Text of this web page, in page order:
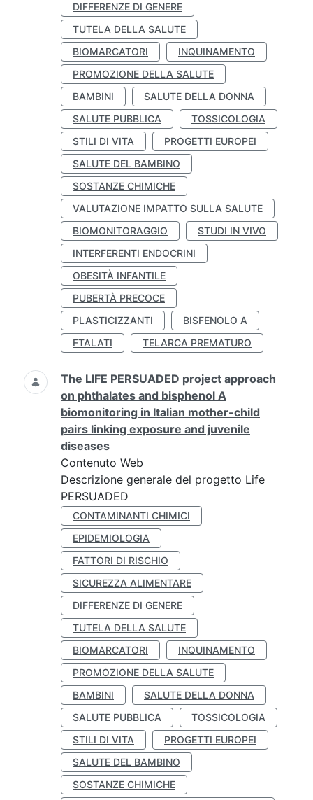
DIFFERENZE DI GENERE
TUTELA DELLA SALUTE
BIOMARCATORI
INQUINAMENTO
PROMOZIONE DELLA SALUTE
BAMBINI
SALUTE DELLA DONNA
SALUTE PUBBLICA
TOSSICOLOGIA
STILI DI VITA
PROGETTI EUROPEI
SALUTE DEL BAMBINO
SOSTANZE CHIMICHE
VALUTAZIONE IMPATTO SULLA SALUTE
BIOMONITORAGGIO
STUDI IN VIVO
INTERFERENTI ENDOCRINI
OBESITÀ INFANTILE
PUBERTÀ PRECOCE
PLASTICIZZANTI
BISFENOLO A
FTALATI
TELARCA PREMATURO
The LIFE PERSUADED project approach
on phthalates and bisphenol A
biomonitoring in Italian mother-child
pairs linking exposure and juvenile
diseases
Contenuto Web
Descrizione generale del progetto Life
PERSUADED
CONTAMINANTI CHIMICI
EPIDEMIOLOGIA
FATTORI DI RISCHIO
SICUREZZA ALIMENTARE
DIFFERENZE DI GENERE
TUTELA DELLA SALUTE
BIOMARCATORI
INQUINAMENTO
PROMOZIONE DELLA SALUTE
BAMBINI
SALUTE DELLA DONNA
SALUTE PUBBLICA
TOSSICOLOGIA
STILI DI VITA
PROGETTI EUROPEI
SALUTE DEL BAMBINO
SOSTANZE CHIMICHE